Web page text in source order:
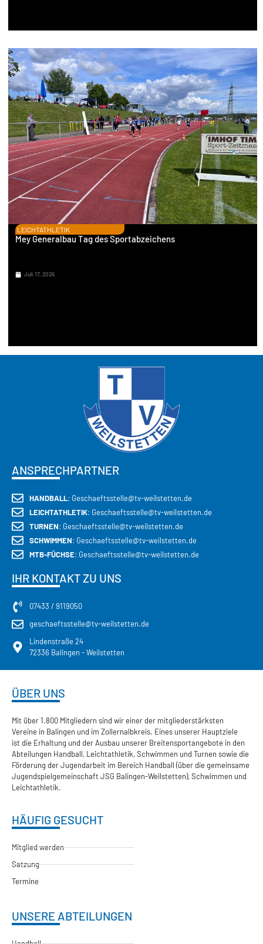
LEICHTATHLETIK
Mey Generalbau Tag des Sportabzeichens
Juli 17, 2026
ANSPRECHPARTNER
HANDBALL: Geschaeftsstelle@tv-weilstetten.de
LEICHTATHLETIK: Geschaeftsstelle@tv-weilstetten.de
TURNEN: Geschaeftsstelle@tv-weilstetten.de
SCHWIMMEN: Geschaeftsstelle@tv-weilstetten.de
MTB-FÜCHSE: Geschaeftsstelle@tv-weilstetten.de
IHR KONTAKT ZU UNS
07433 / 9119050
geschaeftsstelle@tv-weilstetten.de
Lindenstraße 24
72336 Balingen - Weilstetten
ÜBER UNS
Mit über 1.800 Mitgliedern sind wir einer der mitgliederstärksten
Vereine in Balingen und im Zollernalbkreis. Eines unserer Hauptziele
ist die Erhaltung und der Ausbau unserer Breitensportangebote in den
Abteilungen Handball, Leichtathletik, Schwimmen und Turnen sowie die
Förderung der Jugendarbeit im Bereich Handball (über die gemeinsame
Jugendspielgemeinschaft JSG Balingen-Weilstetten), Schwimmen und
Leichtathletik.
HÄUFIG GESUCHT
Mitglied werden
Satzung
Termine
UNSERE ABTEILUNGEN